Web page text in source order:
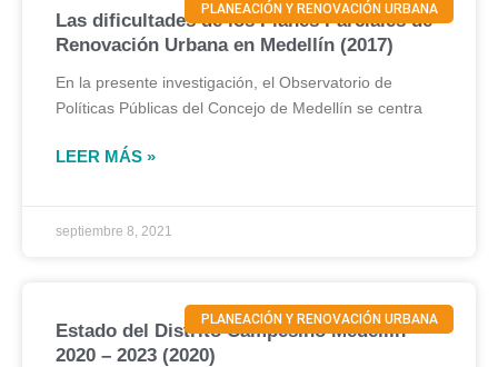
PLANEACIÓN Y RENOVACIÓN URBANA
Las dificultades de los Planes Parciales de
Renovación Urbana en Medellín (2017)
En la presente investigación, el Observatorio de
Políticas Públicas del Concejo de Medellín se centra
LEER MÁS »
septiembre 8, 2021
PLANEACIÓN Y RENOVACIÓN URBANA
Estado del Distrito Campesino Medellín
2020 – 2023 (2020)